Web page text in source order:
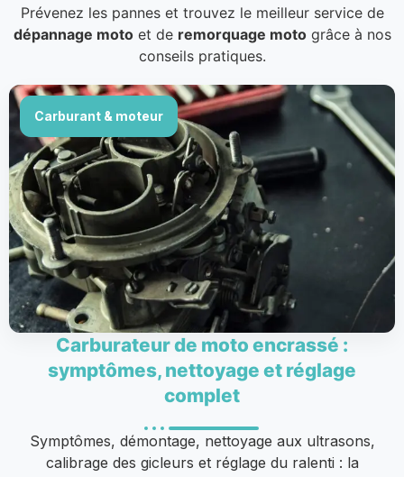
Prévenez les pannes et trouvez le meilleur service de
dépannage motoet de remorquage motogrâce à nos
conseils pratiques.
Carburant & moteur
Carburateur de moto encrassé :
symptômes, nettoyage et réglage
complet
Symptômes, démontage, nettoyage aux ultrasons,
calibrage des gicleurs et réglage du ralenti : la